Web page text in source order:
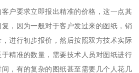
户要求立即报出精准的价格，这一点其
，因为一般对于客户发过来的图纸，销
进行初步报价，然后按照双方技术实际
精准的数量，需要技术人员对图纸进行
，有的复杂的图纸甚至需要几个人花几